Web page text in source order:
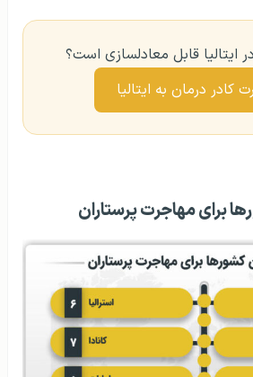
ایتالیا قابل معادلسازی است؟
کادر درمان به ایتالیا
برای مهاجرت پرستاران